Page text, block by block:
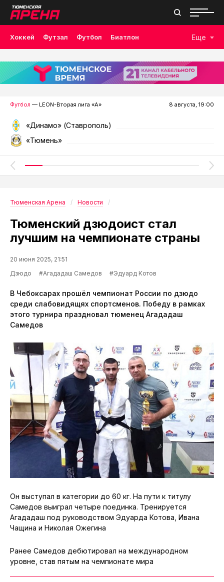
Хоккей Футзал Футбол Биатлон
Лыжные гонки Волейбол Плавание Дзюдо
Скалолазание Велоспорт Бокс
Еще
Футбол — LEON-Вторая лига «А» 8 августа, 19:00
«Динамо» (Ставрополь)
«Тюмень»
Тюменская Арена Новости
Тюменский дзюдоист стал
лучшим на чемпионате страны
20 июня 2025, 21:51
Дзюдо
#Агададаш Самедов #Эдуард Котов
В Чебоксарах прошёл чемпионат России по дзюдо
среди слабовидящях спортсменов. Победу в рамках
этого турнира праздновал тюменец Агададаш
Самедов
Он выступал в категории до 60 кг. На пути к титулу
Самедов выиграл четыре поединка. Тренируется
Агададаш под руководством Эдуарда Котова, Ивана
Чащина и Николая Ожегина
Ранее Самедов дебютировал на международном
уровне, став пятым на чемпионате мира